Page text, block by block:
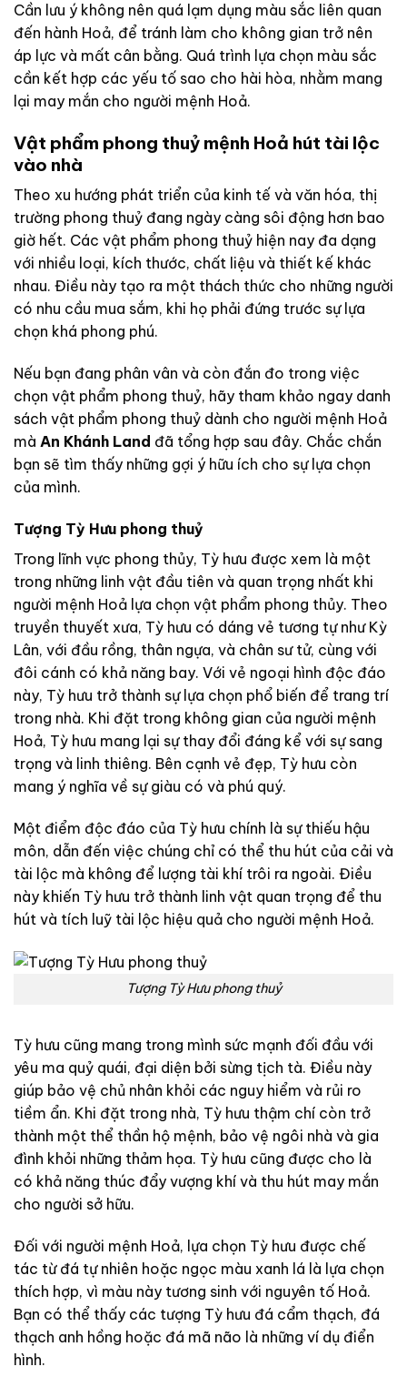
Cần lưu ý không nên quá lạm dụng màu sắc liên quan
đến hành Hoả, để tránh làm cho không gian trở nên
áp lực và mất cân bằng. Quá trình lựa chọn màu sắc
cần kết hợp các yếu tố sao cho hài hòa, nhằm mang
lại may mắn cho người mệnh Hoả.
Vật phẩm phong thuỷ mệnh Hoả hút tài lộc
vào nhà
Theo xu hướng phát triển của kinh tế và văn hóa, thị
trường phong thuỷ đang ngày càng sôi động hơn bao
giờ hết. Các vật phẩm phong thuỷ hiện nay đa dạng
với nhiều loại, kích thước, chất liệu và thiết kế khác
nhau. Điều này tạo ra một thách thức cho những người
có nhu cầu mua sắm, khi họ phải đứng trước sự lựa
chọn khá phong phú.
Nếu bạn đang phân vân và còn đắn đo trong việc
chọn vật phẩm phong thuỷ, hãy tham khảo ngay danh
sách vật phẩm phong thuỷ dành cho người mệnh Hoả
mà An Khánh Land đã tổng hợp sau đây. Chắc chắn
bạn sẽ tìm thấy những gợi ý hữu ích cho sự lựa chọn
của mình.
Tượng Tỳ Hưu phong thuỷ
Trong lĩnh vực phong thủy, Tỳ hưu được xem là một
trong những linh vật đầu tiên và quan trọng nhất khi
người mệnh Hoả lựa chọn vật phẩm phong thủy. Theo
truyền thuyết xưa, Tỳ hưu có dáng vẻ tương tự như Kỳ
Lân, với đầu rồng, thân ngựa, và chân sư tử, cùng với
đôi cánh có khả năng bay. Với vẻ ngoại hình độc đáo
này, Tỳ hưu trở thành sự lựa chọn phổ biến để trang trí
trong nhà. Khi đặt trong không gian của người mệnh
Hoả, Tỳ hưu mang lại sự thay đổi đáng kể với sự sang
trọng và linh thiêng. Bên cạnh vẻ đẹp, Tỳ hưu còn
mang ý nghĩa về sự giàu có và phú quý.
Một điểm độc đáo của Tỳ hưu chính là sự thiếu hậu
môn, dẫn đến việc chúng chỉ có thể thu hút của cải và
tài lộc mà không để lượng tài khí trôi ra ngoài. Điều
này khiến Tỳ hưu trở thành linh vật quan trọng để thu
hút và tích luỹ tài lộc hiệu quả cho người mệnh Hoả.
Tượng Tỳ Hưu phong thuỷ
Tỳ hưu cũng mang trong mình sức mạnh đối đầu với
yêu ma quỷ quái, đại diện bởi sừng tịch tà. Điều này
giúp bảo vệ chủ nhân khỏi các nguy hiểm và rủi ro
tiềm ẩn. Khi đặt trong nhà, Tỳ hưu thậm chí còn trở
thành một thể thần hộ mệnh, bảo vệ ngôi nhà và gia
đình khỏi những thảm họa. Tỳ hưu cũng được cho là
có khả năng thúc đẩy vượng khí và thu hút may mắn
cho người sở hữu.
Đối với người mệnh Hoả, lựa chọn Tỳ hưu được chế
tác từ đá tự nhiên hoặc ngọc màu xanh lá là lựa chọn
thích hợp, vì màu này tương sinh với nguyên tố Hoả.
Bạn có thể thấy các tượng Tỳ hưu đá cẩm thạch, đá
thạch anh hồng hoặc đá mã não là những ví dụ điển
hình.